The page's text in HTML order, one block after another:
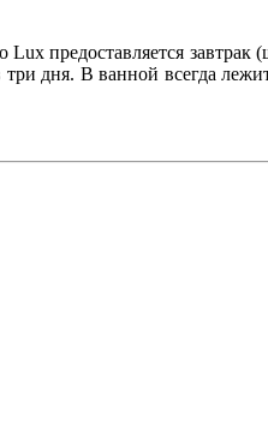
предоставляется
три дня. В ванной всегда